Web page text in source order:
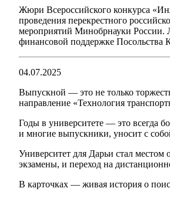
Жюри Всероссийского конкурса
проведения перекрестного
мероприятий Минобрнауки России.
финансовой поддержке Посольства
04.07.2025
Выпускной — это не только
направление «Технология
Годы в университете — это всегда
и многие выпускники, уносит с
Университет для Дарьи стал
экзамены, и переход на
В карточках — живая история о